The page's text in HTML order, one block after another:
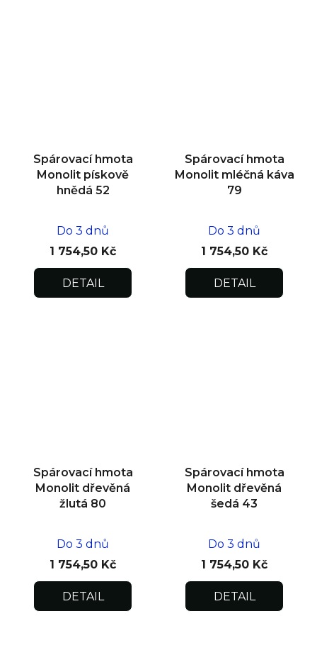
Spárovací hmota
Monolit pískově
hnědá 52
Do 3 dnů
1 754,50 Kč
DETAIL
Spárovací hmota
Monolit mléčná káva
79
Do 3 dnů
1 754,50 Kč
DETAIL
Spárovací hmota
Monolit dřevěná
žlutá 80
Do 3 dnů
1 754,50 Kč
DETAIL
Spárovací hmota
Monolit dřevěná
šedá 43
Do 3 dnů
1 754,50 Kč
DETAIL